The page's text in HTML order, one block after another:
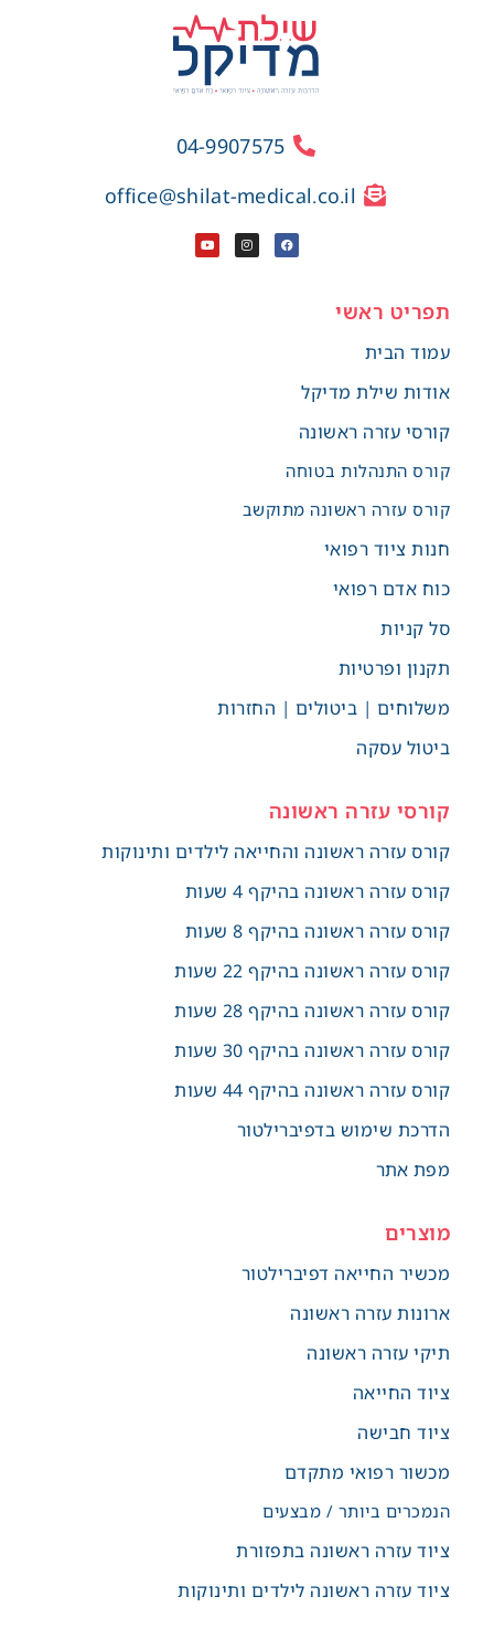
04-9907575
office@shilat-medical.co.il
תפריט ראשי
עמוד הבית
אודות שילת מדיקל
קורסי עזרה ראשונה
קורס התנהלות בטוחה
קורס עזרה ראשונה מתוקשב
חנות ציוד רפואי
כוח אדם רפואי
סל קניות
תקנון ופרטיות
משלוחים | ביטולים | החזרות
ביטול עסקה
קורסי עזרה ראשונה
קורס עזרה ראשונה והחייאה לילדים ותינוקות
קורס עזרה ראשונה בהיקף 4 שעות
קורס עזרה ראשונה בהיקף 8 שעות
קורס עזרה ראשונה בהיקף 22 שעות
קורס עזרה ראשונה בהיקף 28 שעות
קורס עזרה ראשונה בהיקף 30 שעות
קורס עזרה ראשונה בהיקף 44 שעות
הדרכת שימוש בדפיברילטור
מפת אתר
מוצרים
מכשיר החייאה דפיברילטור
ארונות עזרה ראשונה
תיקי עזרה ראשונה
ציוד החייאה
ציוד חבישה
מכשור רפואי מתקדם
הנמכרים ביותר / מבצעים
ציוד עזרה ראשונה בתפזורת
ציוד עזרה ראשונה לילדים ותינוקות